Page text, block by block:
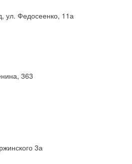
ул. Федосеенко, 11а
363
3а